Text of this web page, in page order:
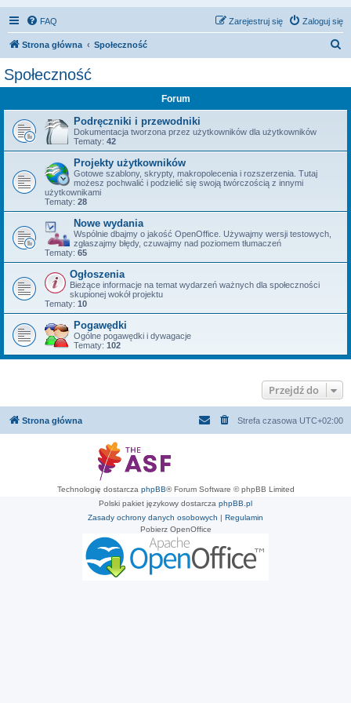
FAQ Zaloguj się
Zarejestruj się
Strona główna Społeczność
Społeczność
Forum
Podręczniki i przewodniki
Dokumentacja tworzona przez użytkowników dla użytkowników
Tematy: 42
Projekty użytkowników
Gotowe szablony, skrypty, makropolecenia i rozszerzenia. Tutaj
możesz pochwalić i podzielić się swoją twórczością z innymi
użytkownikami
Tematy: 28
Nowe wydania
Wspólnie dbajmy o jakość OpenOffice. Używajmy wersji testowych,
zgłaszajmy błędy, czuwajmy nad poziomem tłumaczeń
Tematy: 65
Ogłoszenia
Bieżące informacje na temat wydarzeń ważnych dla społeczności
skupionej wokół projektu
Tematy: 10
Pogawędki
Ogólne pogawędki i dywagacje
Tematy: 102
Przejdź do
Strona główna Strefa czasowa UTC+02:00
Technologię dostarcza phpBB® Forum Software © phpBB Limited
Polski pakiet językowy dostarcza phpBB.pl
Zasady ochrony danych osobowych | Regulamin
Pobierz OpenOffice